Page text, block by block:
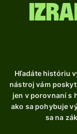
Hľadáte históriu
nástroj vám
jen v porovnaní s
ako sa pohybuje
sa na